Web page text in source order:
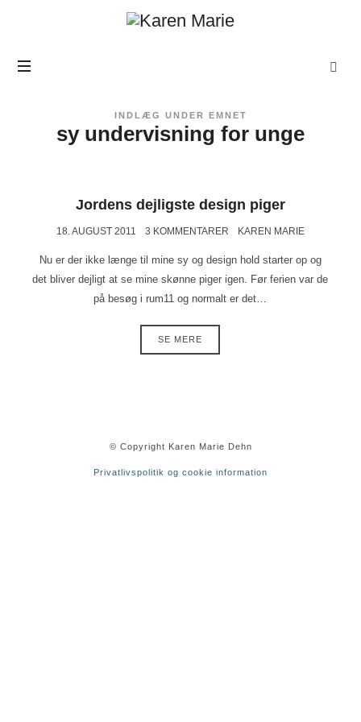
Karen
INDLÆG UNDER EMNET
sy undervisning for unge
Jordens dejligste design piger
18. AUGUST 2011 3 KOMMENTARER KAREN MARIE
Nu er der ikke længe til mine sy og design hold starter op og
det bliver dejligt at se mine skønne piger igen. Før ferien var de
på besøg i rum11 og normalt er det…
SE MERE
© Copyright Karen Marie Dehn
Privatlivspolitik og cookie information